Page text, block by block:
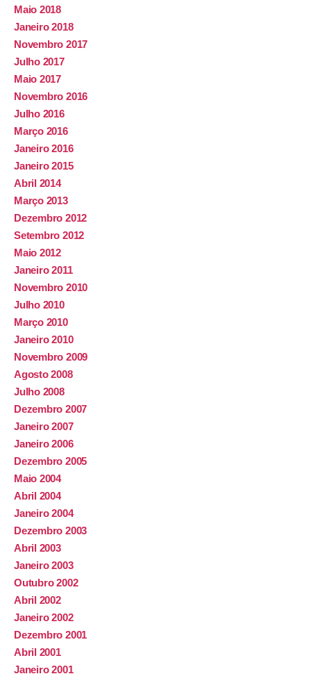
Maio 2018
Janeiro 2018
Novembro 2017
Julho 2017
Maio 2017
Novembro 2016
Julho 2016
Março 2016
Janeiro 2016
Janeiro 2015
Abril 2014
Março 2013
Dezembro 2012
Setembro 2012
Maio 2012
Janeiro 2011
Novembro 2010
Julho 2010
Março 2010
Janeiro 2010
Novembro 2009
Agosto 2008
Julho 2008
Dezembro 2007
Janeiro 2007
Janeiro 2006
Dezembro 2005
Maio 2004
Abril 2004
Janeiro 2004
Dezembro 2003
Abril 2003
Janeiro 2003
Outubro 2002
Abril 2002
Janeiro 2002
Dezembro 2001
Abril 2001
Janeiro 2001